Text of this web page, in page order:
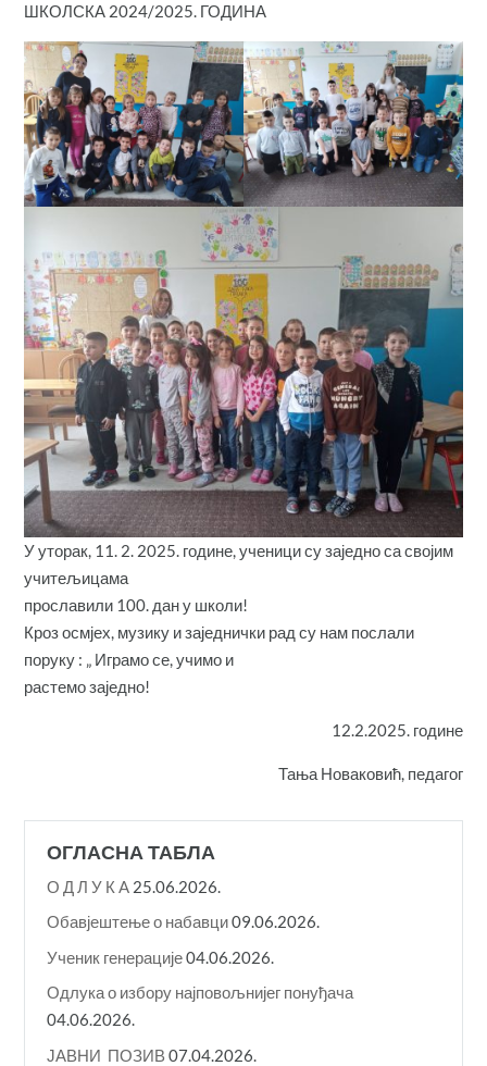
ШКОЛСКА 2024/2025. ГОДИНА
У уторак, 11. 2. 2025. године, ученици су заједно са својим
учитељицама
прославили 100. дан у школи!
Кроз осмјех, музику и заједнички рад су нам послали
поруку : „ Играмо се, учимо и
растемо заједно!
12.2.2025. године
Тања Новаковић, педагог
ОГЛАСНА ТАБЛА
О Д Л У К A 25.06.2026.
Обавјештење о набавци09.06.2026.
Ученик генерације04.06.2026.
Одлука о избору најповољнијег понуђача
04.06.2026.
ЈАВНИ ПОЗИВ 07.04.2026.